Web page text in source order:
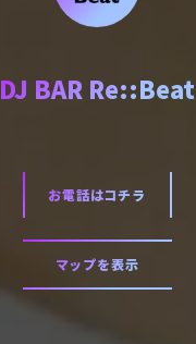
DJ BAR Re::Beat
お電話はコチラ
マップを表示